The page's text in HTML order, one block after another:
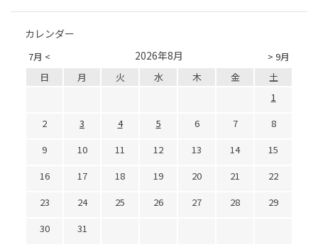
カレンダー
7月 < > 9月
2026年8月
日 月 火 水 木 金
土
1
2
3 4 5 6 7
8
9
10 11 12 13 14
15
16
17 18 19 20 21
22
23
24 25 26 27 28
29
30
31